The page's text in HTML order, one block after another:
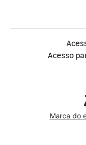
Acesso
Marca do